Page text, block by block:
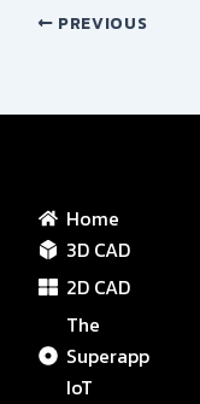
PREVIOUS
Home
3D CAD
2D CAD
The
Superapp
IoT